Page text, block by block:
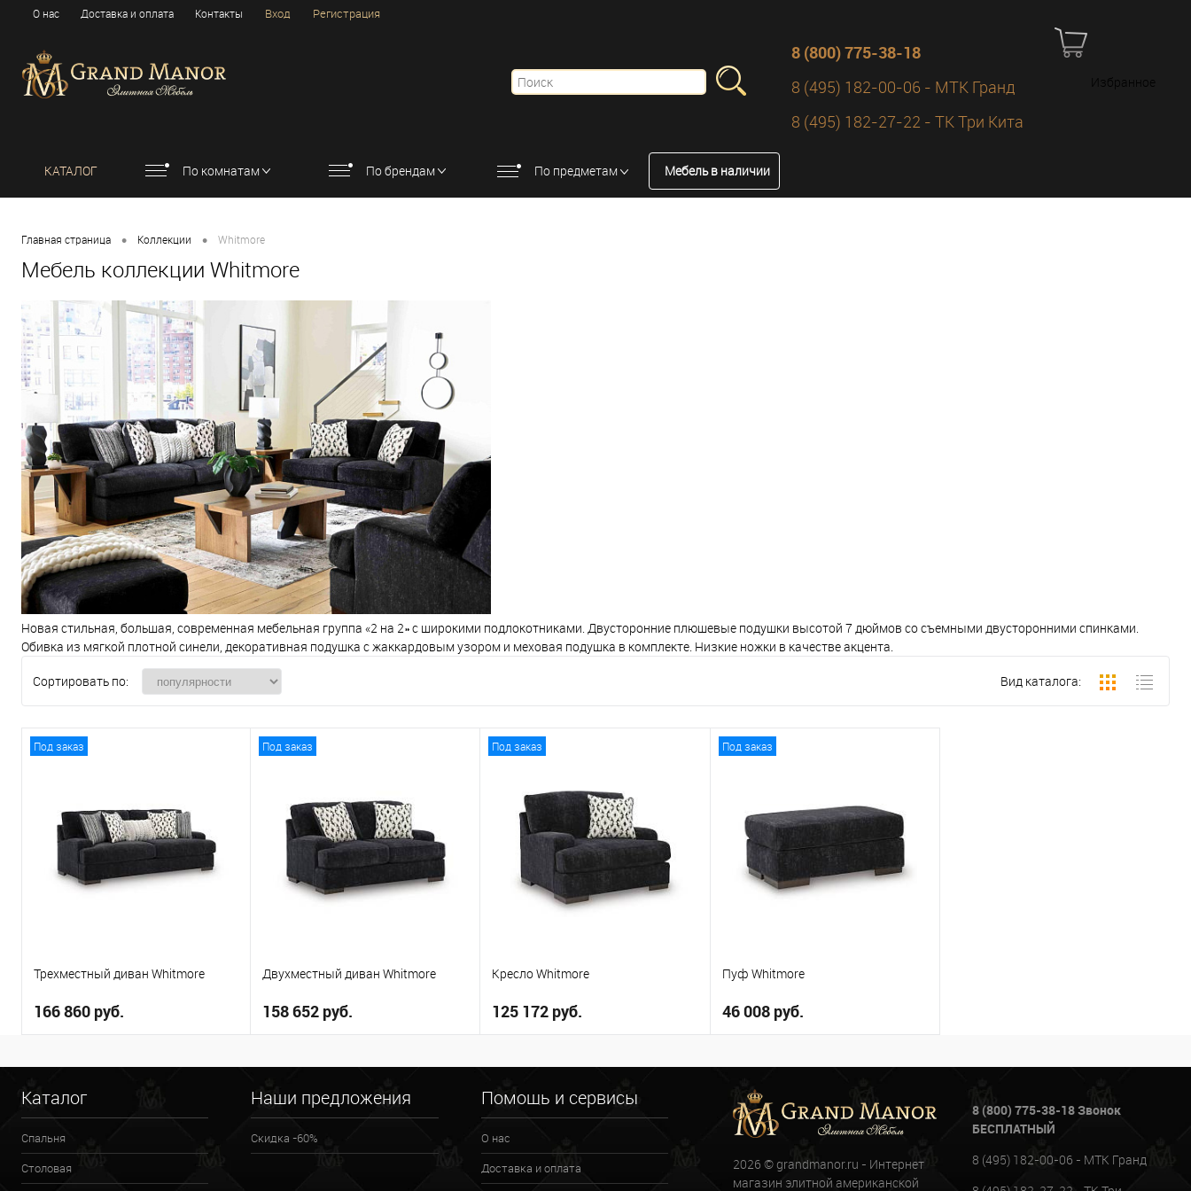
О нас Доставка и оплата Контакты Вход Регистрация
8 (800) 775-38-18
8 (495) 182-00-06 - МТК Гранд
8 (495) 182-27-22 - ТК Три Кита
Избранное
КАТАЛОГ По комнатам По брендам По предметам Мебель в наличии
Главная страница • Коллекции • Whitmore
Мебель коллекции Whitmore
Новая стильная, большая, современная мебельная группа «2 на 2» с широкими подлокотниками. Двусторонние плюшевые подушки высотой 7 дюймов со съемными двусторонними спинками.
Обивка из мягкой плотной синели, декоративная подушка с жаккардовым узором и меховая подушка в комплекте. Низкие ножки в качестве акцента.
Сортировать по: Вид каталога:
Под заказ
Трехместный диван Whitmore
166 860 руб.
В избранное
Под заказ
Двухместный диван Whitmore
158 652 руб.
В избранное
Под заказ
Кресло Whitmore
125 172 руб.
В избранное
Под заказ
Пуф Whitmore
46 008 руб.
В избранное
Каталог
Спальня
Столовая
Наши предложения
Скидка -60%
Помощь и сервисы
О нас
Доставка и оплата
2026 © grandmanor.ru - Интернет
магазин элитной американской
8 (800) 775-38-18 Звонок
БЕСПЛАТНЫЙ
8 (495) 182-00-06 - МТК Гранд